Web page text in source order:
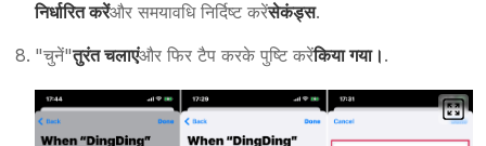
निर्धारित करेंऔर समयावधि निर्दिष्ट करेंसेकंड्स.
"चुनें"तुरंत चलाएंऔर फिर टैप करके पुष्टि करेंकिया गया। .